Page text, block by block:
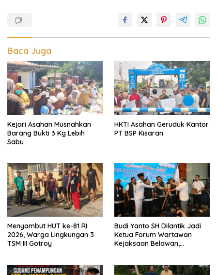
Baca Juga
Kejari Asahan Musnahkan
Barang Bukti 3 Kg Lebih
Sabu
HKTI Asahan Geruduk Kantor
PT BSP Kisaran
Menyambut HUT ke-81 RI
2026, Warga Lingkungan 3
TSM III Gotroy
Budi Yanto SH Dilantik Jadi
Ketua Forum Wartawan
Kejaksaan Belawan,
Pendampingan Hukum dan